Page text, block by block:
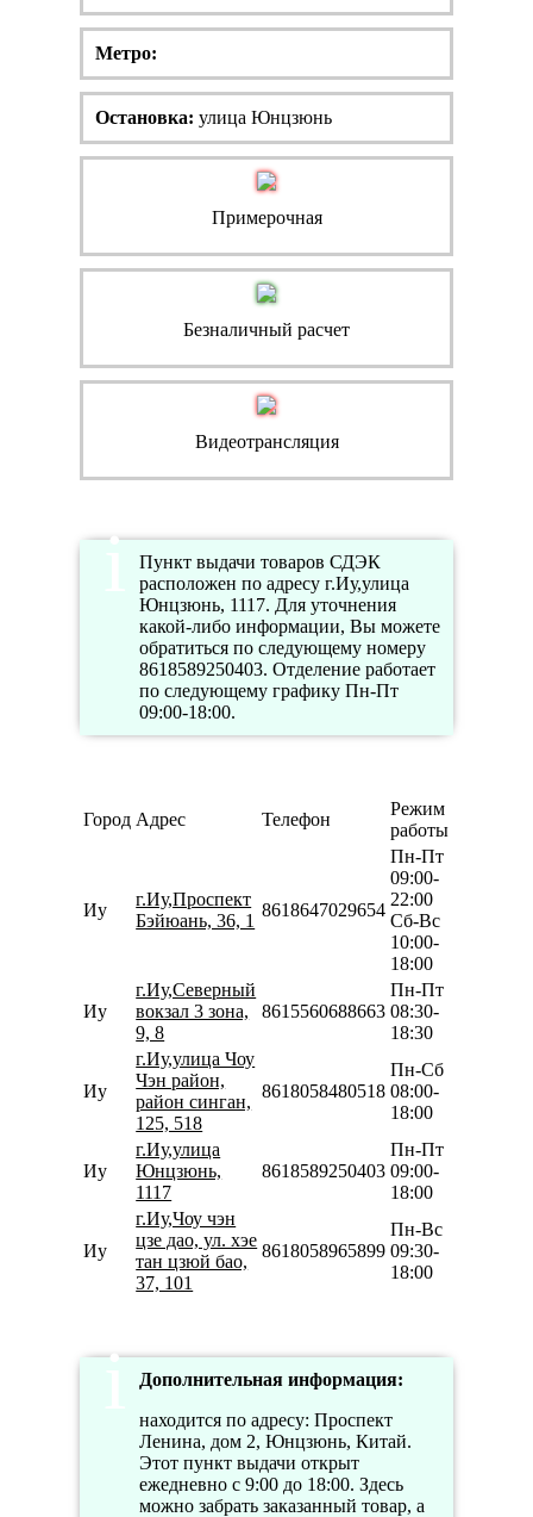
Метро:
Остановка: улица Юнцзюнь
Примерочная
Безналичный расчет
Видеотрансляция
Пункт выдачи товаров СДЭК
расположен по адресу г.Иу,улица
Юнцзюнь, 1117. Для уточнения
какой-либо информации, Вы можете
обратиться по следующему номеру
8618589250403. Отделение работает
по следующему графику Пн-Пт
09:00-18:00.
Город Адрес Телефон
Режим
работы
Иу
г.Иу,Проспект
Бэйюань, 36, 1
8618647029654
Пн-Пт
09:00-
22:00
Сб-Вс
10:00-
18:00
Иу
г.Иу,Северный
вокзал 3 зона,
9, 8
8615560688663
Пн-Пт
08:30-
18:30
Иу
г.Иу,улица Чоу
Чэн район,
район синган,
125, 518
8618058480518
Пн-Сб
08:00-
18:00
Иу
г.Иу,улица
Юнцзюнь,
1117
8618589250403
Пн-Пт
09:00-
18:00
Иу
г.Иу,Чоу чэн
цзе дао, ул. хэе
тан цзюй бао,
37, 101
8618058965899
Пн-Вс
09:30-
18:00
Дополнительная информация:
находится по адресу: Проспект
Ленина, дом 2, Юнцзюнь, Китай.
Этот пункт выдачи открыт
ежедневно с 9:00 до 18:00. Здесь
можно забрать заказанный товар, а